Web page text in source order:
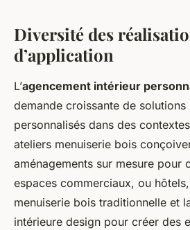
Diversité des
d’application
L’agencement intérieur
demande croissante de solutions
personnalisés dans des
ateliers menuiserie bois
aménagements sur mesure pour
espaces commerciaux, ou
menuiserie bois traditionnelle et
intérieure design pour créer des